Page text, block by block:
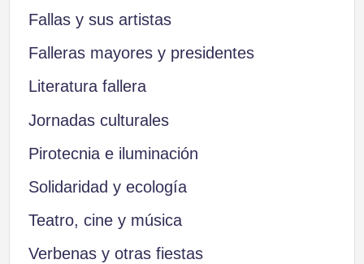
Fallas y sus artistas
Falleras mayores y presidentes
Literatura fallera
Jornadas culturales
Pirotecnia e iluminación
Solidaridad y ecología
Teatro, cine y música
Verbenas y otras fiestas